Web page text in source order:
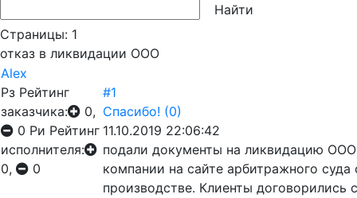
Страницы: 1
отказ в ликвидации ООО
Alex
Рз Рейтинг
заказчика:
0,
0 Ри Рейтинг
исполнителя:
0,
0
#1
Спасибо! (0)
11.10.2019 22:06:42
подали документы на ликвидацию
компании на сайте арбитражного
производстве. Клиенты договорились